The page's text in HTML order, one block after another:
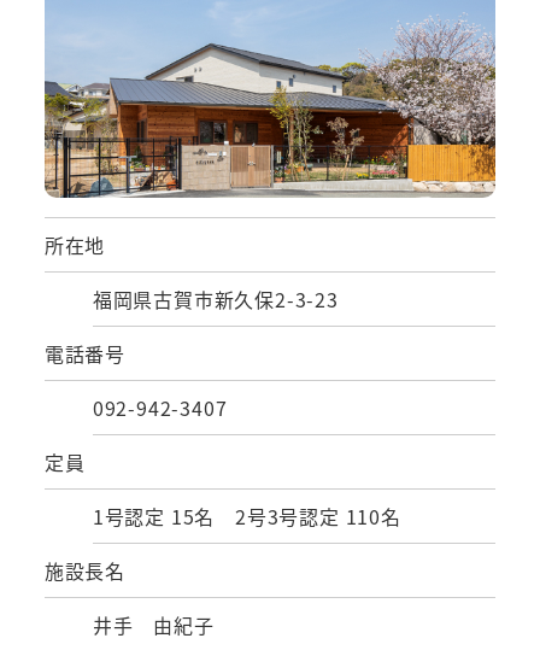
所在地
福岡県古賀市新久保2-3-23
電話番号
092-942-3407
定員
1号認定 15名 2号3号認定 110名
施設長名
井手 由紀子